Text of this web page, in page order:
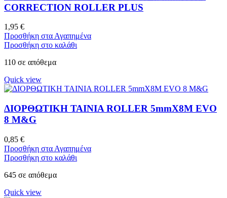
CORRECTION ROLLER PLUS
1,95 €
Προσθήκη στα Αγαπημένα
Προσθήκη στο καλάθι
110 σε απόθεμα
Quick view
ΔΙΟΡΘΩΤΙΚΗ ΤΑΙΝΙΑ ROLLER 5mmX8M EVO
8 M&G
0,85 €
Προσθήκη στα Αγαπημένα
Προσθήκη στο καλάθι
645 σε απόθεμα
Quick view